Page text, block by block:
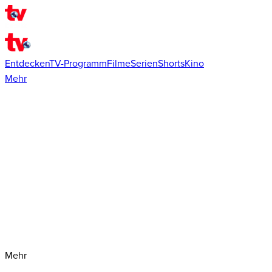
EntdeckenTV-ProgrammFilmeSerienShortsKino
Mehr
Mehr